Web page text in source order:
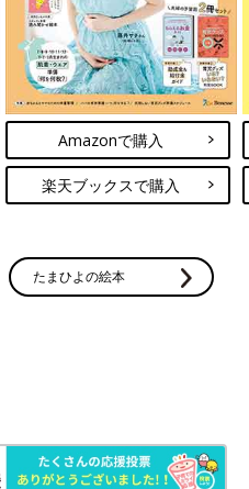
Amazonで購入
楽天ブックスで購入
たまひよの絵本